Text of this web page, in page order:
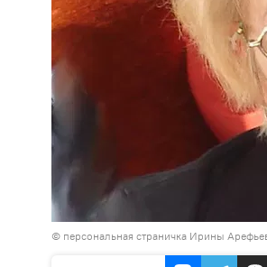
© персональная страничка Ирины